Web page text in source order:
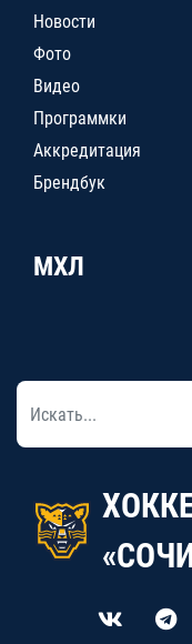
Новости
Фото
Видео
Программки
Аккредитация
Брендбук
МХЛ